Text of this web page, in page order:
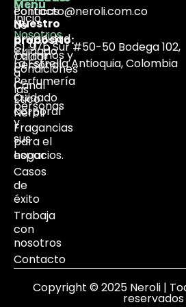
Nuestro
propósito:
Cuidar
a
las
personas
y
sus
espacios.
Menú
Inicio
Nosotros
Cuidado
personal
Perfumería
Cuidado
corporal
Fragancias
para el
hogar
Casos
de
éxito
Trabaja
con
nosotros
Contacto
Políticas
de
privacidad
Términos y
condiciones
Canal
Ético
Neroli
contacto@neroli.com.co
Cl. 97b Sur #50-50 Bodega 102,
La Estrella Antioquia, Colombia
Copyright © 2025 Neroli |
reservados